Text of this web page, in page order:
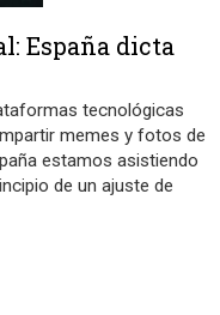
España dicta
tecnológicas
memes y fotos de
estamos asistiendo
de un ajuste de